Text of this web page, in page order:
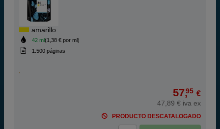
amarillo
42 ml(1,38 € por ml)
1.500 páginas
57,95 €
47,89 € iva ex
PRODUCTO DESCATALOGADO